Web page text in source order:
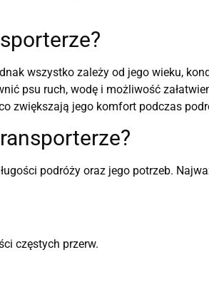
wszystko zależy od jego wieku,
psu ruch, wodę i możliwość
zwiększają jego komfort podczas
podróży oraz jego potrzeb.
częstych przerw.